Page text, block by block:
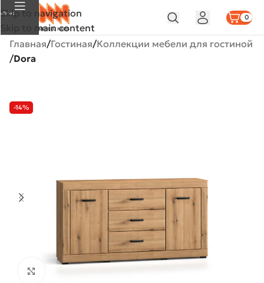
Skip to navigation
Skip to main content
Меню 0
Главная Гостиная Коллекции мебели для гостиной
Dora
-14%